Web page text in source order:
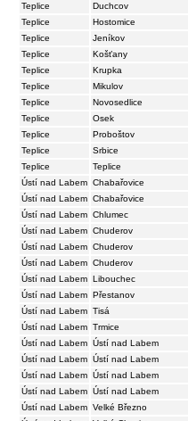
Teplice
Duchcov
Teplice
Hostomice
Teplice
Jeníkov
Teplice
Košťany
Teplice
Krupka
Teplice
Mikulov
Teplice
Novosedlice
Teplice
Osek
Teplice
Proboštov
Teplice
Srbice
Teplice
Teplice
Ústí nad Labem Chabařovice
Ústí nad Labem Chabařovice
Ústí nad Labem Chlumec
Ústí nad Labem Chuderov
Ústí nad Labem Chuderov
Ústí nad Labem Chuderov
Ústí nad Labem Libouchec
Ústí nad Labem Přestanov
Ústí nad Labem Tisá
Ústí nad Labem Trmice
Ústí nad Labem Ústí nad Labem
Ústí nad Labem Ústí nad Labem
Ústí nad Labem Ústí nad Labem
Ústí nad Labem Ústí nad Labem
Ústí nad Labem Velké Březno